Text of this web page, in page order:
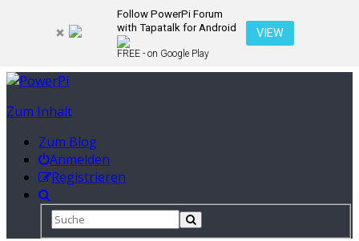
Follow PowerPi Forum
with Tapatalk for Android
FREE - on Google Play
VIEW
Zum Inhalt
Zum Blog
Anmelden
Registrieren